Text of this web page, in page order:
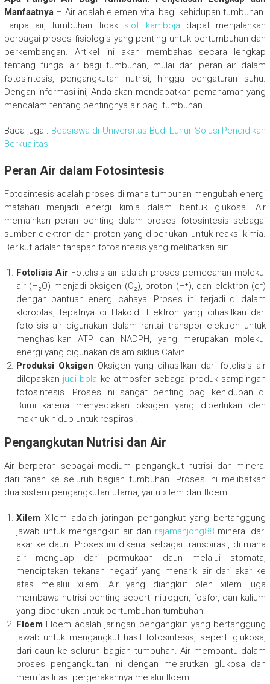
Manfaatnya– Air adalah elemen vital bagi kehidupan tumbuhan.
Tanpa air, tumbuhan tidak slot kamboja dapat menjalankan
berbagai proses fisiologis yang penting untuk pertumbuhan dan
perkembangan. Artikel ini akan membahas secara lengkap
tentang fungsi air bagi tumbuhan, mulai dari peran air dalam
fotosintesis, pengangkutan nutrisi, hingga pengaturan suhu.
Dengan informasi ini, Anda akan mendapatkan pemahaman yang
mendalam tentang pentingnya air bagi tumbuhan.
Baca juga : Beasiswa di Universitas Budi Luhur Solusi Pendidikan
Berkualitas
Peran Air dalam Fotosintesis
Fotosintesis adalah proses di mana tumbuhan mengubah energi
matahari menjadi energi kimia dalam bentuk glukosa. Air
memainkan peran penting dalam proses fotosintesis sebagai
sumber elektron dan proton yang diperlukan untuk reaksi kimia.
Berikut adalah tahapan fotosintesis yang melibatkan air:
Fotolisis AirFotolisis air adalah proses pemecahan molekul
air (H₂O) menjadi oksigen (O₂), proton (H⁺), dan elektron (e⁻)
dengan bantuan energi cahaya. Proses ini terjadi di dalam
kloroplas, tepatnya di tilakoid. Elektron yang dihasilkan dari
fotolisis air digunakan dalam rantai transpor elektron untuk
menghasilkan ATP dan NADPH, yang merupakan molekul
energi yang digunakan dalam siklus Calvin.
Produksi Oksigen Oksigen yang dihasilkan dari fotolisis air
dilepaskan judi bola ke atmosfer sebagai produk sampingan
fotosintesis. Proses ini sangat penting bagi kehidupan di
Bumi karena menyediakan oksigen yang diperlukan oleh
makhluk hidup untuk respirasi.
Pengangkutan Nutrisi dan Air
Air berperan sebagai medium pengangkut nutrisi dan mineral
dari tanah ke seluruh bagian tumbuhan. Proses ini melibatkan
dua sistem pengangkutan utama, yaitu xilem dan floem:
Xilem Xilem adalah jaringan pengangkut yang bertanggung
jawab untuk mengangkut air dan rajamahjong88 mineral dari
akar ke daun. Proses ini dikenal sebagai transpirasi, di mana
air menguap dari permukaan daun melalui stomata,
menciptakan tekanan negatif yang menarik air dari akar ke
atas melalui xilem. Air yang diangkut oleh xilem juga
membawa nutrisi penting seperti nitrogen, fosfor, dan kalium
yang diperlukan untuk pertumbuhan tumbuhan.
Floem Floem adalah jaringan pengangkut yang bertanggung
jawab untuk mengangkut hasil fotosintesis, seperti glukosa,
dari daun ke seluruh bagian tumbuhan. Air membantu dalam
proses pengangkutan ini dengan melarutkan glukosa dan
memfasilitasi pergerakannya melalui floem.